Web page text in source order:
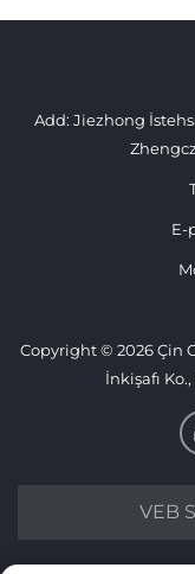
Add: Jiezhong
E-
Copyright © 2026 Çin
İnkişafı
VEB